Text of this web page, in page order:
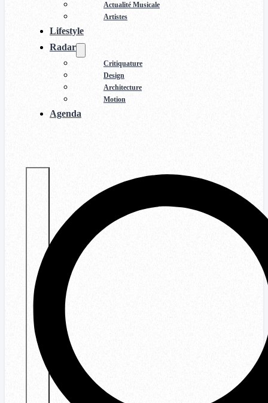
Actualité Musicale
Artistes
Lifestyle
Radar
Critiquature
Design
Architecture
Motion
Agenda